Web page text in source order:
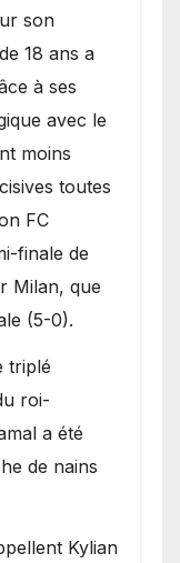
son
18 ans a
à ses
avec le
moins
toutes
FC
finale de
Milan, que
(5-0).
triplé
roi-
a été
de nains
Kylian